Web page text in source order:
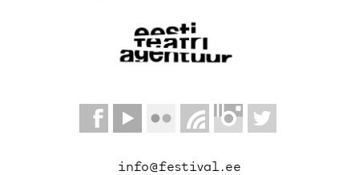
info@festival.ee